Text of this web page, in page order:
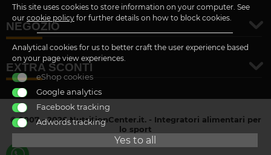
NEGOZIO
EXTRA SCONTI
© 2007 - 2026 NutritionCenter.it. - Integratori alimentari per
lo sport
customer@nutritioncenter.it
This site uses cookies to store information on your computer. See
our cookie policy for further details on how to block cookies.
Analytical cookies for us to better craft the user experience based
on your page view experiences.
eShop cookies
Google analytics
Facebook tracking
Adwords tracking
Yes to all